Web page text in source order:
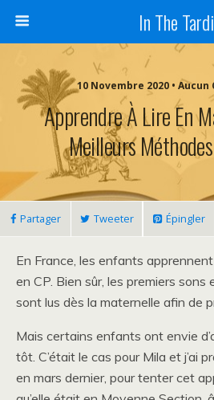
In The
10 Novembre 2020 •
Apprendre À Lire En
Meilleurs
Partager Tweeter Épingler
En France, les enfants
en CP. Bien sûr, les premiers sons
sont lus dès la maternelle afin de
Mais certains enfants ont envie
tôt. C’était le cas pour Mila et j’ai
en mars dernier, pour tenter cet